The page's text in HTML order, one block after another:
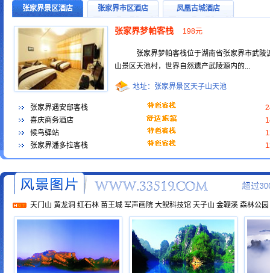
张家界景区酒店 张家界市区酒店 凤凰古城酒店
张家界梦帕客栈 198元
张家界梦帕客栈位于湖南省张家界市武陵
山景区天池村，世界自然遗产武陵源内的...
地址：张家界景区天子山天池
张家界遇安邸客栈
喜庆商务酒店
候鸟驿站
张家界潘多拉客栈
天门山 黄龙洞 红石林 苗王城 军声画院 大鲵科技馆 天子山 金鞭溪 森林公园